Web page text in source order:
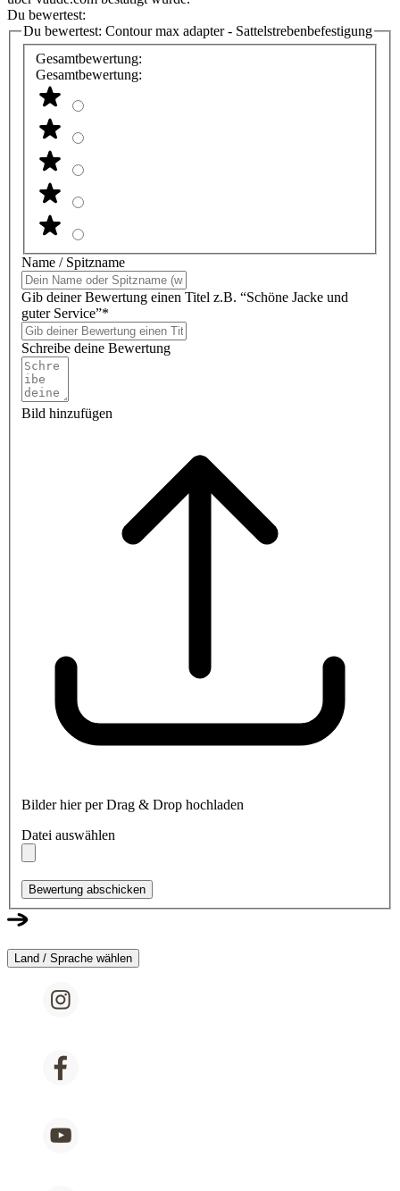
Du bewertest:
Du bewertest: Contour max adapter - Sattelstrebenbefestigung
Gesamtbewertung:
Gesamtbewertung:
Name / Spitzname
Gib deiner Bewertung einen Titel z.B. “Schöne Jacke und
guter Service”*
Schreibe deine Bewertung
Bild hinzufügen
Bilder hier per Drag & Drop hochladen
Datei auswählen
Bewertung abschicken
Land / Sprache wählen